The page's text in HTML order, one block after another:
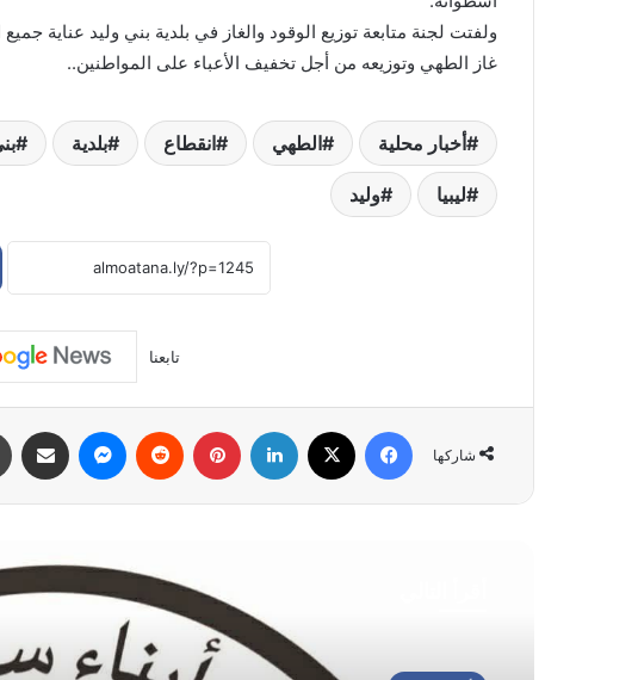
ولفتت لجنة متابعة توزيع الوقود والغاز في بلدية بني وليد عناية
غاز الطهي وتوزيعه من أجل تخفيف الأعباء على المواطنين..
أخبار محلية الطهي انقطاع بلدية
ليبيا وليد
تابعنا
شاركها
فيسبوك لينكدإن بينتيريست ماسنجر مشاركة